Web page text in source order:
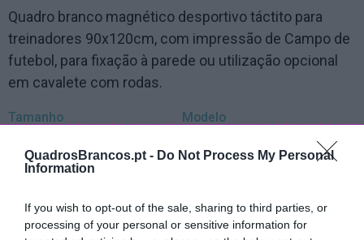
QuadrosBrancos.pt - Do Not Process My Personal
Information
If you wish to opt-out of the sale, sharing to third parties, or
processing of your personal or sensitive information for
Quadro branco magnético desportivo táctito para
treinadores 90x120cm, com impressão de Campo de
futebol, para fixação à parede ou utilização opcional
em cavalete com rodas.
Tamanho Modelo
indiferente (cinza ou branco)
cavalete com rodas